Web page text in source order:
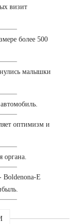
визит
более 500
малышки
оптимизм и
органа.
Boldenona-E